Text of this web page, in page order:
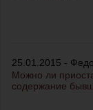
25.01.2015 -
Можно ли
содержание